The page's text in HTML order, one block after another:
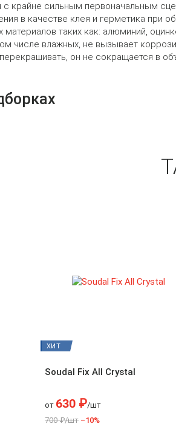
крайне сильным первоначальным
в качестве клея и герметика при
материалов таких как: алюминий,
числе влажных, не вызывает
он не сокращается в
ХИТ
Soudal Fix All Crystal
от 630 ₽/шт
700 ₽/шт –10%